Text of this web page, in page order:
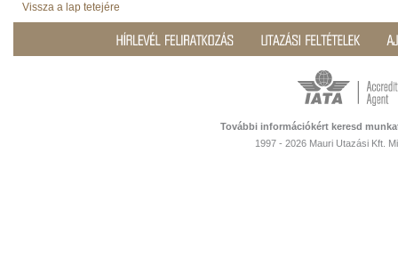
Vissza a lap tetejére
További információkért keresd
1997 - 2026 Mauri Utazási Kft.